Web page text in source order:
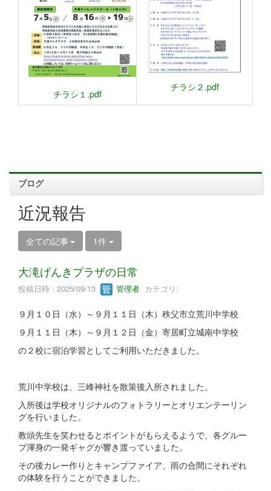
チラシ１.pdf
チラシ２.pdf
ブログ
近況報告
全ての記事 1件
大滝げんきプラザの日常
投稿日時 : 2025/09/13 管理者 カテゴリ:
９月１０日（水）～９月１１日（木）秩父市立荒川中学校
９月１１日（木）～９月１２日（金）寄居町立城南中学校
の２校に宿泊学習としてご利用いただきました。
荒川中学校は、三峰神社を散策後入所されました。
入所後は学校オリジナルのフォトラリーとオリエンテーリン
グを行いました。
教頭先生を笑わせるとポイントがもらえるようで、各グルー
プ渾身の一発ギャグが響き渡っていました。
その後カレー作りとキャンプファイア、雨の合間にそれぞれ
の体験を行うことができました。